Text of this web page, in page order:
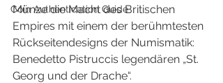
Coin Authentication Guide
Münze die Macht des Britischen
Empires mit einem der berühmtesten
Rückseitendesigns der Numismatik:
Benedetto Pistruccis legendären „St.
Georg und der Drache“.